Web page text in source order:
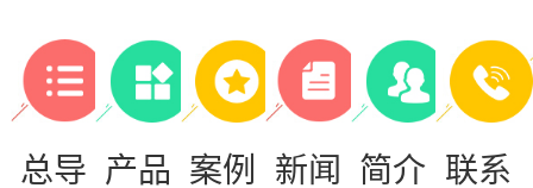
总导 产品 案例 新闻 简介 联系